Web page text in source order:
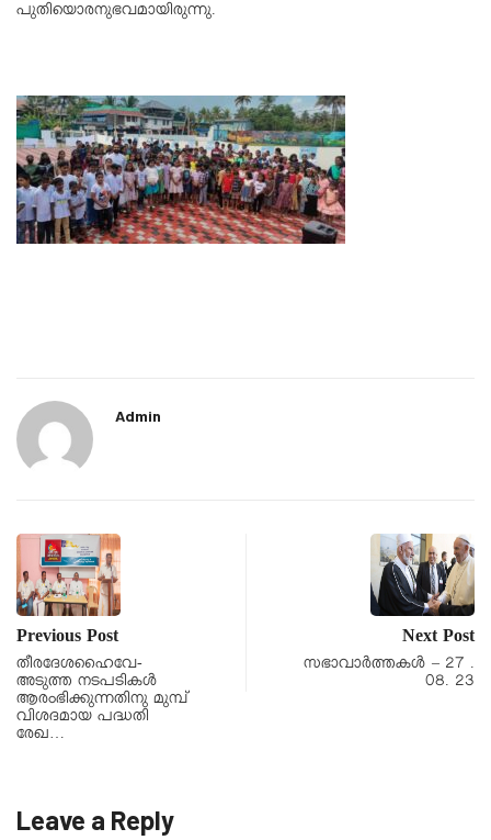
പുതിയൊരനുഭവമായിരുന്നു.
Admin
Previous Post
തീരദേശഹൈവേ-
അടുത്ത നടപടികൾ
ആരംഭിക്കുന്നതിനു മുമ്പ്
വിശദമായ പദ്ധതി
രേഖ…
Next Post
സഭാവാര്‍ത്തകള്‍ – 27 .
08. 23
Leave a Reply